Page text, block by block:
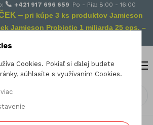
+421 917 696 659 Po - Pia: 8:00 - 16:00
– pri kúpe 3 ks produktov Jamieson
Jamieson Probiotic 1 miliarda 25 cps. –
0
Cookies. Pokiaľ si ďalej budete
súhlasíte s využívaním Cookies.